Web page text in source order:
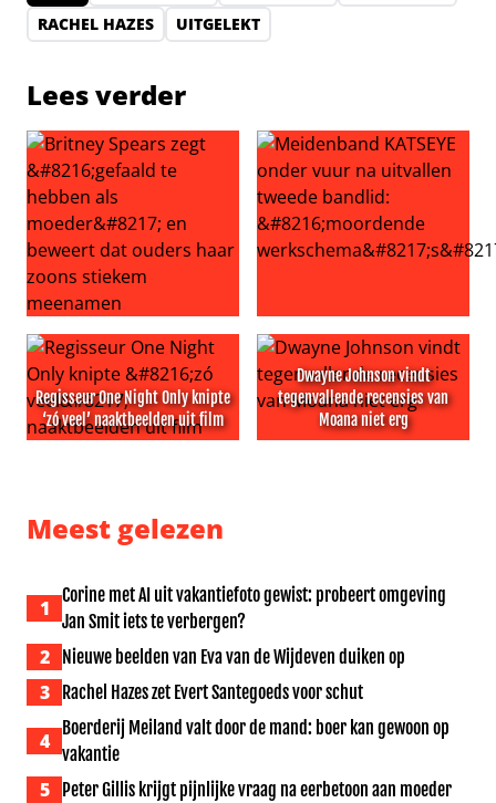
RACHEL HAZES
UITGELEKT
Lees verder
Britney Spears zegt ‘gefaald te hebben als moeder’
Meidenband KATSEYE
Regisseur One Night Only knipte
‘zó veel’ naaktbeelden uit film
Dwayne Johnson vindt
tegenvallende recensies van
Moana niet erg
Meest gelezen
1
Corine met AI uit vakantiefoto gewist: probeert omgeving
Jan Smit iets te verbergen?
2 Nieuwe beelden van Eva van de Wijdeven duiken op
3 Rachel Hazes zet Evert Santegoeds voor schut
4
Boerderij Meiland valt door de mand: boer kan gewoon op
vakantie
5 Peter Gillis krijgt pijnlijke vraag na eerbetoon aan moeder